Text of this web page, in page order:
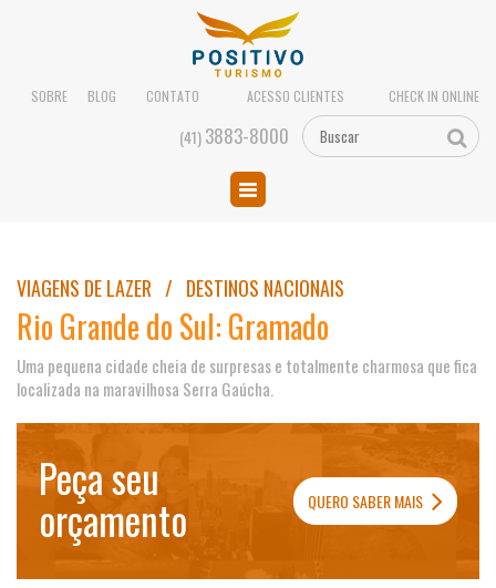
SOBRE BLOG CONTATO ACESSO CLIENTES CHECK IN ONLINE
(41)3883-8000
VIAGENS DE LAZER / DESTINOS NACIONAIS
Rio Grande do Sul: Gramado
Uma pequena cidade cheia de surpresas e totalmente charmosa que fica
localizada na maravilhosa Serra Gaúcha.
Peça seu
orçamento QUERO SABER MAIS